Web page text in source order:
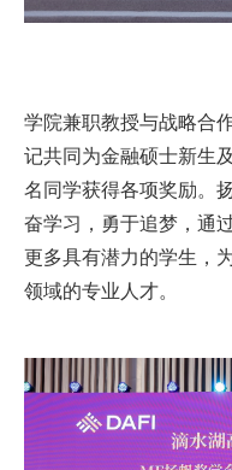
学院兼职教授与战略合
记共同为金融硕士新生及
名同学获得各项奖励。
奋学习，勇于追梦，通
更多具有潜力的学生，
领域的专业人才。